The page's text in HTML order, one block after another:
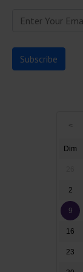
Dim
2
9
16
23